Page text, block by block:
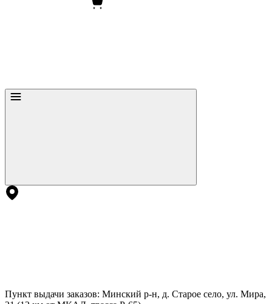
Пункт выдачи заказов: Минский р-н, д. Старое село, ул. Мира,